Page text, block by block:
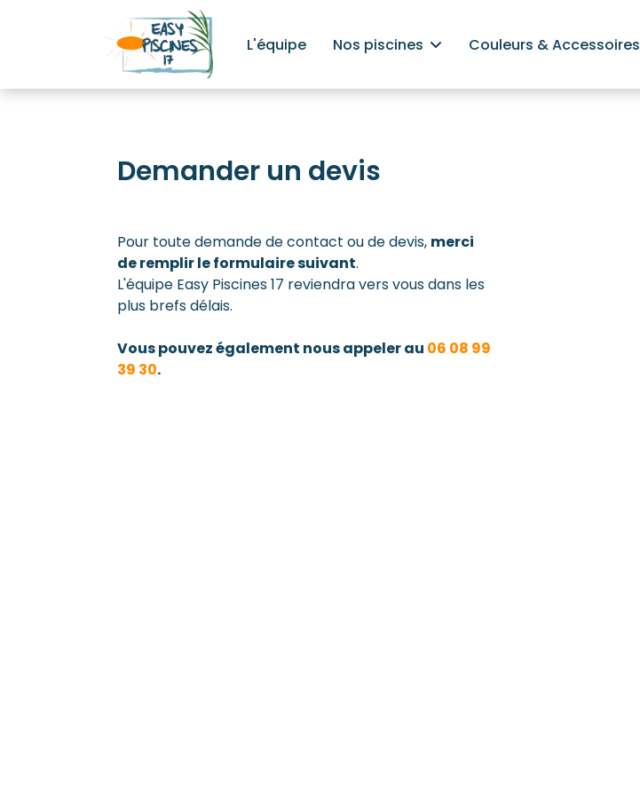
L'équipe Nos piscines Couleurs & Accessoires
Demander un devis
Pour toute demande de contact ou de devis, merci
de remplir le formulaire suivant.
L'équipe Easy Piscines 17 reviendra vers vous dans les
plus brefs délais.
Vous pouvez également nous appeler au 06 08 99
39 30.